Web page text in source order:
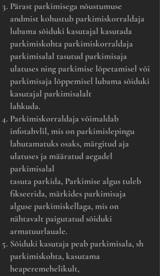
Pärast parkimisega nõustumuse
andmist kohustub parkimiskorraldaja
lubama sõiduki kasutajal kasutada
parkimiskohta parkimiskorraldaja
parkimisalal tasutud parkimisaja
ulatuses ning parkimise lõpetamisel või
parkimisaja lõppemisel lubama sõiduki
kasutajal parkimisalalt
lahkuda.
Parkimiskorraldaja võimaldab
infotahvlil, mis on parkimislepingu
lahutamatuks osaks, märgitud aja
ulatuses ja määratud aegadel
parkimisalal
tasuta parkida, Parkimise algus tuleb
fikseerida, märkides parkimisaja
alguse parkimiskellaga, mis on
nähtavalt paigutatud sõiduki
armatuurlauale.
Sõiduki kasutaja peab parkimisala, sh
parkimiskohta, kasutama
heaperemehelikult,